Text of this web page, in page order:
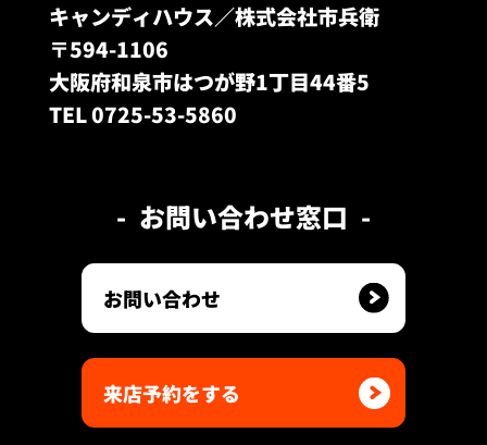
キャンディハウス／株式会社市兵衛
〒594-1106
大阪府和泉市はつが野1丁目44番5
TEL 0725-53-5860
お問い合わせ窓口
お問い合わせ
来店予約をする